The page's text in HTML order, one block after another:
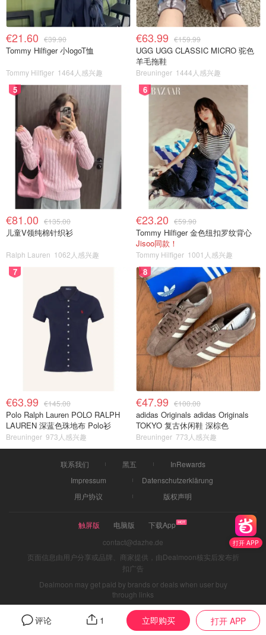
打开 APP
评论 1 立即购买 打开 APP
€21.60 €39.90
Tommy Hilfiger 小logoT恤
Tommy Hilfiger 1464人感兴趣
€63.99 €159.99
UGG UGG CLASSIC MICRO 驼色
羊毛拖鞋
Breuninger 1444人感兴趣
5
€81.00 €135.00
儿童V领纯棉针织衫
Ralph Lauren 1062人感兴趣
6
€23.20 €59.90
Tommy Hilfiger 金色纽扣罗纹背心
Jisoo同款！
Tommy Hilfiger 1001人感兴趣
7
€63.99 €145.00
Polo Ralph Lauren POLO RALPH
LAUREN 深蓝色珠地布 Polo衫
Breuninger 973人感兴趣
8
€47.99 €100.00
adidas Originals adidas Originals
TOKYO 复古休闲鞋 深棕色
Breuninger 773人感兴趣
联系我们 黑五
InRewards
Impressum
Datenschutzerklärung
用户协议
版权声明
触屏版 电脑版
下载App
contact@dazhe.de
页面信息由用户分享或品牌、商家提供，由Dealmoon核实后发布折
扣广告
Dealmoon may get paid by brands or deals when user buy
through links